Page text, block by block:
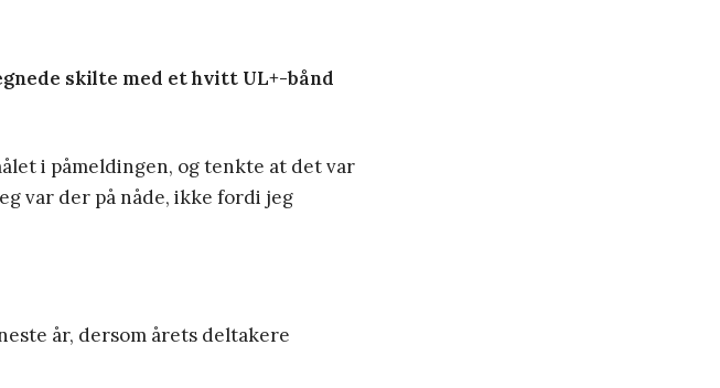
skilte med et hvitt UL+-bånd
i påmeldingen, og tenkte at det var
var der på nåde, ikke fordi jeg
år, dersom årets deltakere